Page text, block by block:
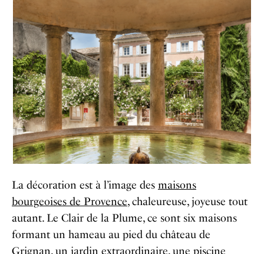
La décoration est à l’image des maisons
bourgeoises de Provence, chaleureuse, joyeuse tout
autant. Le Clair de la Plume, ce sont six maisons
formant un hameau au pied du château de
Grignan, un jardin extraordinaire, une piscine